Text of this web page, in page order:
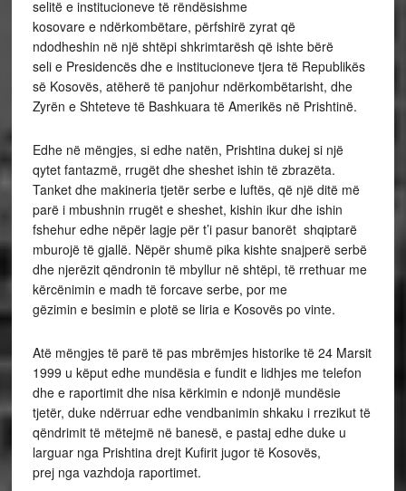
selitë e institucioneve të rëndësishme
kosovare e ndërkombëtare, përfshirë zyrat që
ndodheshin në një shtëpi shkrimtarësh që ishte bërë
seli e Presidencës dhe e institucioneve tjera të Republikës
së Kosovës, atëherë të panjohur ndërkombëtarisht, dhe
Zyrën e Shteteve të Bashkuara të Amerikës në Prishtinë.
Edhe në mëngjes, si edhe natën, Prishtina dukej si një
qytet fantazmë, rrugët dhe sheshet ishin të zbrazëta.
Tanket dhe makineria tjetër serbe e luftës, që një ditë më
parë i mbushnin rrugët e sheshet, kishin ikur dhe ishin
fshehur edhe nëpër lagje për t’i pasur banorët shqiptarë
mburojë të gjallë. Nëpër shumë pika kishte snajperë serbë
dhe njerëzit qëndronin të mbyllur në shtëpi, të rrethuar me
kërcënimin e madh të forcave serbe, por me
gëzimin e besimin e plotë se liria e Kosovës po vinte.
Atë mëngjes të parë të pas mbrëmjes historike të 24 Marsit
1999 u këput edhe mundësia e fundit e lidhjes me telefon
dhe e raportimit dhe nisa kërkimin e ndonjë mundësie
tjetër, duke ndërruar edhe vendbanimin shkaku i rrezikut të
qëndrimit të mëtejmë në banesë, e pastaj edhe duke u
larguar nga Prishtina drejt Kufirit jugor të Kosovës,
prej nga vazhdoja raportimet.